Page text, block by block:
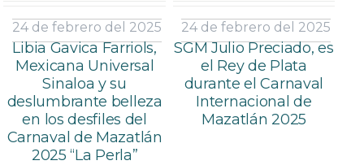
24 de febrero del 2025
Libia Gavica Farriols,
Mexicana Universal
Sinaloa y su
deslumbrante belleza
en los desfiles del
Carnaval de Mazatlán
2025 “La Perla”
24 de febrero del 2025
SGM Julio Preciado, es
el Rey de Plata
durante el Carnaval
Internacional de
Mazatlán 2025